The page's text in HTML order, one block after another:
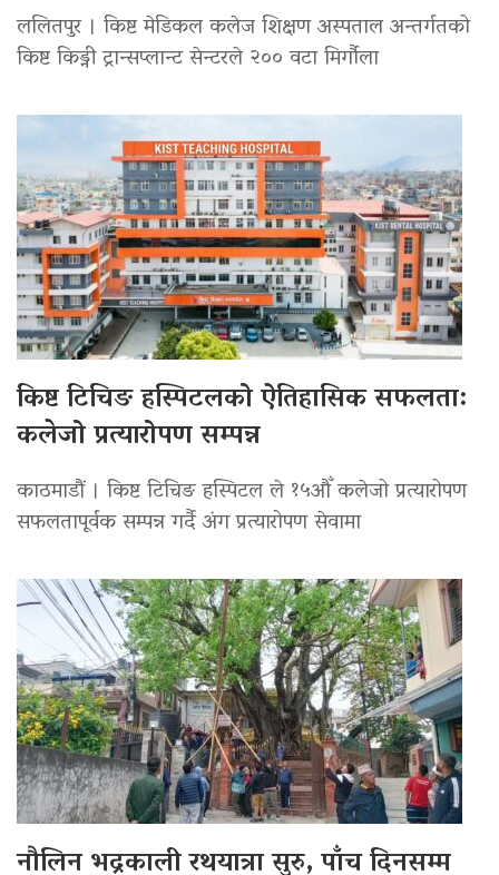
ललितपुर । किष्ट मेडिकल कलेज शिक्षण अस्पताल अन्तर्गतको
किष्ट किड्नी ट्रान्सप्लान्ट सेन्टरले २०० वटा मिर्गौला
किष्ट टिचिङ हस्पिटलको ऐतिहासिक सफलता:
कलेजो प्रत्यारोपण सम्पन्न
काठमाडौं । किष्ट टिचिङ हस्पिटल ले १५औँ कलेजो प्रत्यारोपण
सफलतापूर्वक सम्पन्न गर्दै अंग प्रत्यारोपण सेवामा
नौलिन भद्रकाली रथयात्रा सुरु, पाँच दिनसम्म